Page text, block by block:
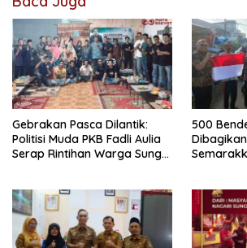
Gebrakan Pasca Dilantik:
Politisi Muda PKB Fadli Aulia
Serap Rintihan Warga Sungai
500